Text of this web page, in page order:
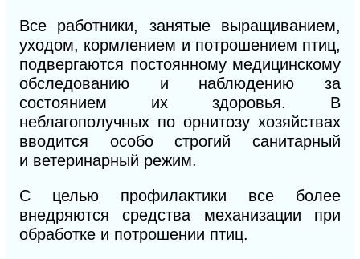
Все работники, занятые выращиванием,
уходом, кормлением и потрошением птиц,
подвергаются постоянному медицинскому
обследованию и наблюдению за
состоянием их здоровья. В
неблагополучных по орнитозу хозяйствах
вводится особо строгий санитарный
и ветеринарный режим.
С целью профилактики все более
внедряются средства механизации при
обработке и потрошении птиц.